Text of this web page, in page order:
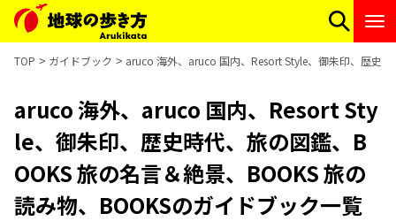
TOP ガイドブック aruco 海外、aruco 国内、Resort Style、御朱印、歴史
aruco 海外、aruco 国内、Resort Sty
le、御朱印、歴史時代、旅の図鑑、B
OOKS 旅の名言＆絶景、BOOKS 旅の
読み物、BOOKSのガイドブック一覧